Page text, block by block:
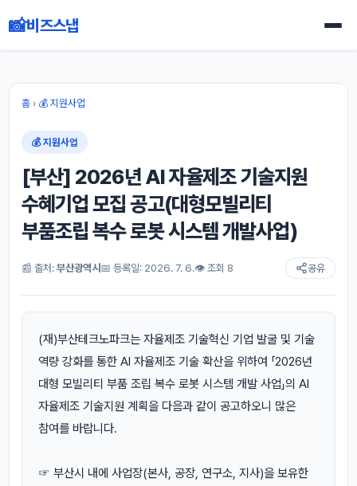
📸비즈스냅
홈› 💰 지원사업
💰 지원사업
[부산] 2026년 AI 자율제조 기술지원
수혜기업 모집 공고(대형모빌리티
부품조립 복수 로봇 시스템 개발사업)
📰 출처: 부산광역시📅 등록일: 2026. 7. 6.👁 조회 8 공유
(재)부산테크노파크는 자율제조 기술혁신 기업 발굴 및 기술
역량 강화를 통한 AI 자율제조 기술 확산을 위하여 「2026년
대형 모빌리티 부품 조립 복수 로봇 시스템 개발 사업」의 AI
자율제조 기술지원 계획을 다음과 같이 공고하오니 많은
참여를 바랍니다.
☞ 부산시 내에 사업장(본사, 공장, 연구소, 지사)을 보유한